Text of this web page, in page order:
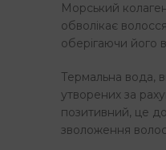
Морський
обволікає
оберігаючи його
Термальна вода,
утворених за
позитивний, це
зволоження